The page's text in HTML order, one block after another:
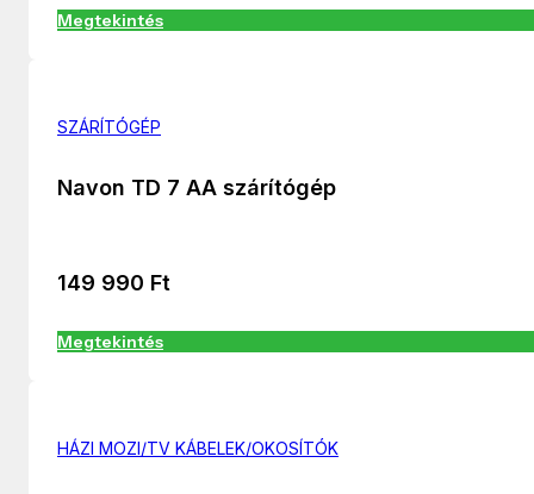
Megtekintés
SZÁRÍTÓGÉP
Navon TD 7 AA szárítógép
149 990 Ft
Megtekintés
HÁZI MOZI/TV KÁBELEK/OKOSÍTÓK